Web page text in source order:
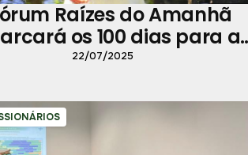
Raízes do Amanhã
os 100 dias para a
COP30
22/07/2025